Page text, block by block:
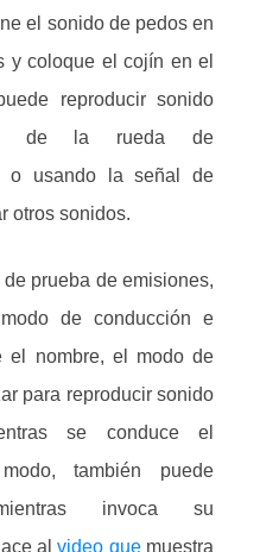
el sonido de pedos en
y coloque el cojín en el
reproducir sonido
de la rueda de
o usando la señal de
otros sonidos.
prueba de emisiones,
de conducción e
el nombre, el modo de
para reproducir sonido
se conduce el
también puede
invoca su
alvideo quemuestra